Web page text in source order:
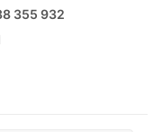
355 932